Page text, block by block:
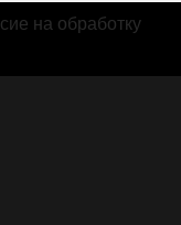
на обработку